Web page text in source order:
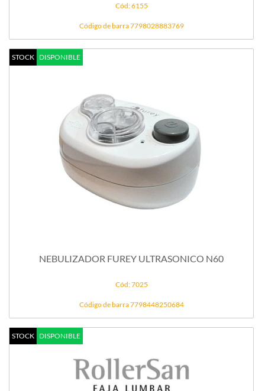
Cód: 6155
Código de barra 7798028883769
STOCK DISPONIBLE
NEBULIZADOR FUREY ULTRASONICO N60
Cód: 7025
Código de barra 7798448250684
STOCK DISPONIBLE